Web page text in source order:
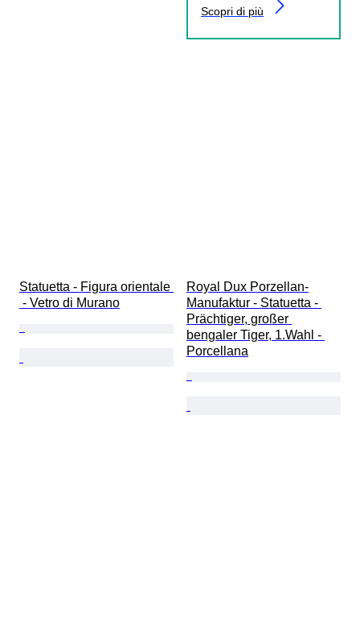
Scopri di più
Statuetta - Figura orientale
- Vetro di Murano
Royal Dux Porzellan-
Manufaktur - Statuetta -
Prächtiger, großer
bengaler Tiger, 1.Wahl -
Porcellana